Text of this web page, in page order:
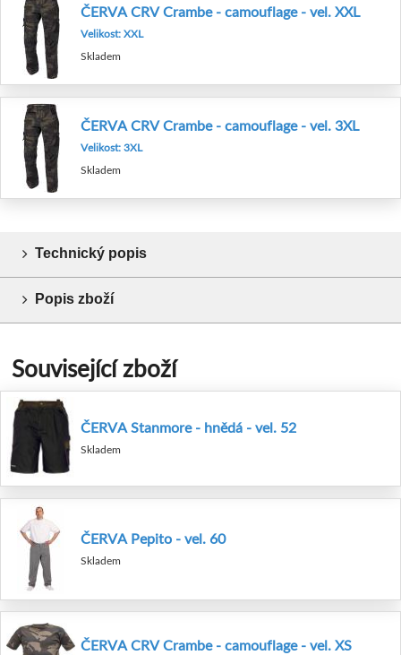
ČERVA CRV Crambe - camouflage - vel. XXL
Velikost: XXL
Skladem
ČERVA CRV Crambe - camouflage - vel. 3XL
Velikost: 3XL
Skladem
Technický popis
Popis zboží
Související zboží
ČERVA Stanmore - hnědá - vel. 52
Skladem
ČERVA Pepito - vel. 60
Skladem
ČERVA CRV Crambe - camouflage - vel. XS